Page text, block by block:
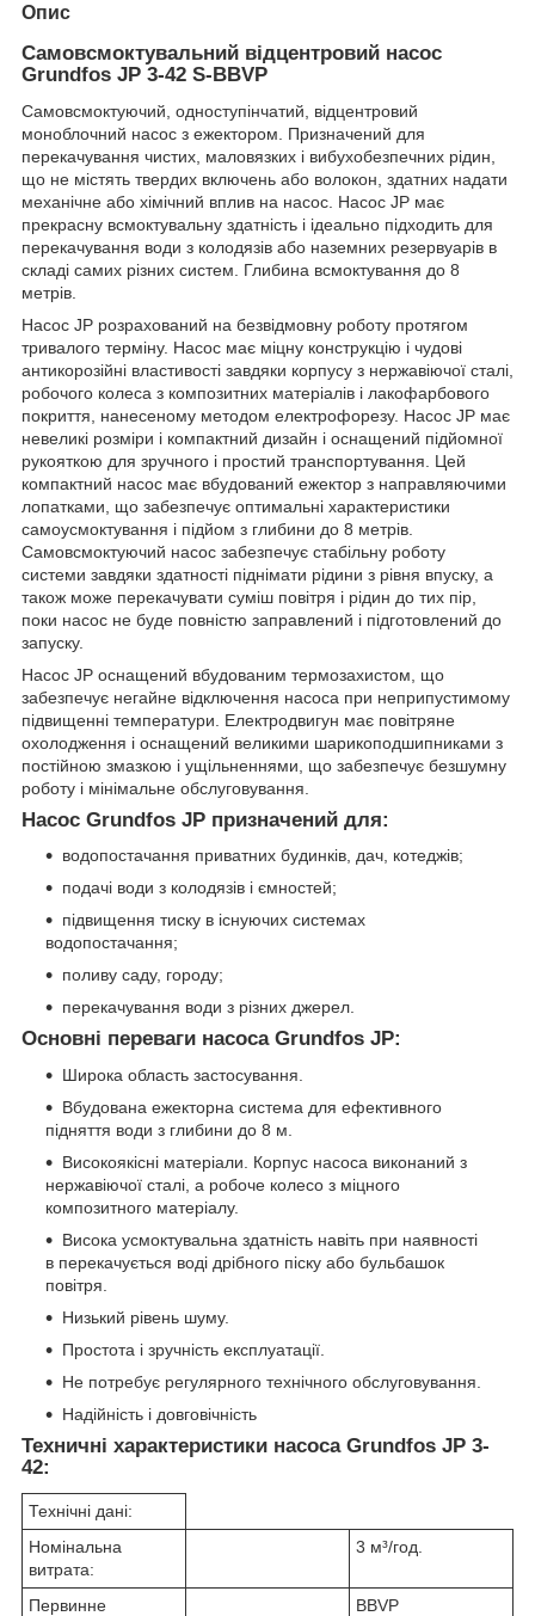
Опис
Самовсмоктувальний відцентровий насос
Grundfos JP 3-42 S-BBVP
Cамовсмоктуючий, одноступінчатий, відцентровий
моноблочний насос з ежектором. Призначений для
перекачування чистих, маловязких і вибухобезпечних рідин,
що не містять твердих включень або волокон, здатних надати
механічне або хімічний вплив на насос. Насос JP має
прекрасну всмоктувальну здатність і ідеально підходить для
перекачування води з колодязів або наземних резервуарів в
складі самих різних систем. Глибина всмоктування до 8
метрів.
Насос JP розрахований на безвідмовну роботу протягом
тривалого терміну. Насос має міцну конструкцію і чудові
антикорозійні властивості завдяки корпусу з нержавіючої сталі,
робочого колеса з композитних матеріалів і лакофарбового
покриття, нанесеному методом електрофорезу. Насос JP має
невеликі розміри і компактний дизайн і оснащений підйомної
рукояткою для зручного і простий транспортування. Цей
компактний насос має вбудований ежектор з направляючими
лопатками, що забезпечує оптимальні характеристики
самоусмоктування і підйом з глибини до 8 метрів.
Самовсмоктуючий насос забезпечує стабільну роботу
системи завдяки здатності піднімати рідини з рівня впуску, а
також може перекачувати суміш повітря і рідин до тих пір,
поки насос не буде повністю заправлений і підготовлений до
запуску.
Насос JP оснащений вбудованим термозахистом, що
забезпечує негайне відключення насоса при неприпустимому
підвищенні температури. Електродвигун має повітряне
охолодження і оснащений великими шарикоподшипниками з
постійною змазкою і ущільненнями, що забезпечує безшумну
роботу і мінімальне обслуговування.
Насос Grundfos JP призначений для:
водопостачання приватних будинків, дач, котеджів;
подачі води з колодязів і ємностей;
підвищення тиску в існуючих системах
водопостачання;
поливу саду, городу;
перекачування води з різних джерел.
Основні переваги насоса Grundfos JP:
Широка область застосування.
Вбудована ежекторна система для ефективного
підняття води з глибини до 8 м.
Високоякісні матеріали. Корпус насоса виконаний з
нержавіючої сталі, а робоче колесо з міцного
композитного матеріалу.
Висока усмоктувальна здатність навіть при наявності
в перекачується воді дрібного піску або бульбашок
повітря.
Низький рівень шуму.
Простота і зручність експлуатації.
Не потребує регулярного технічного обслуговування.
Надійність і довговічність
Техничні характеристики насоса Grundfos JP 3-
42:
Технічні дані:
Номінальна
витрата:
3 м³/год.
Первинне
BBVP